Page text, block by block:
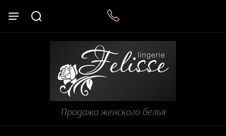
Продажа женского белья